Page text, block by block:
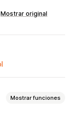
Mostrar original
Mostrar funciones